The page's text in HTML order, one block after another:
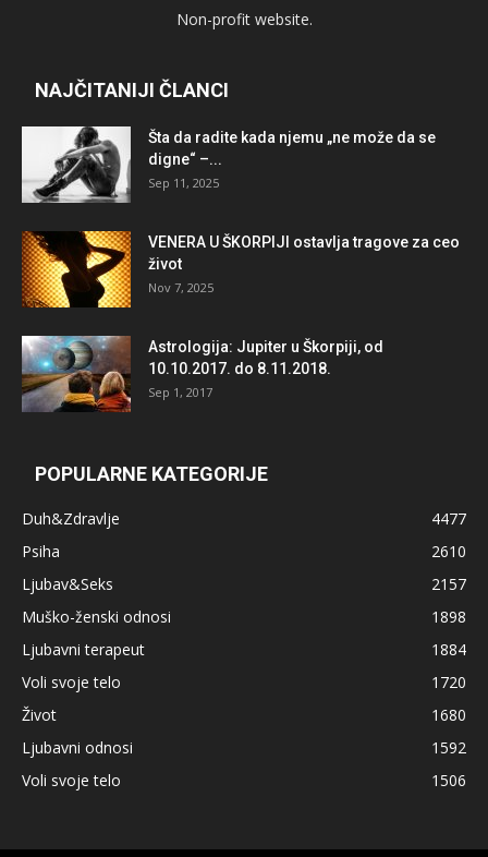
Non-profit website.
NAJČITANIJI ČLANCI
Šta da radite kada njemu „ne može da se
digne“ –...
Sep 11, 2025
VENERA U ŠKORPIJI ostavlja tragove za ceo
život
Nov 7, 2025
Astrologija: Jupiter u Škorpiji, od
10.10.2017. do 8.11.2018.
Sep 1, 2017
POPULARNE KATEGORIJE
Duh&Zdravlje
4477
Psiha
2610
Ljubav&Seks
2157
Muško-ženski odnosi
1898
Ljubavni terapeut
1884
Voli svoje telo
1720
Život
1680
Ljubavni odnosi
1592
Voli svoje telo
1506